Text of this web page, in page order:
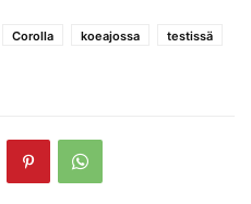
Corolla koeajossa
testissä